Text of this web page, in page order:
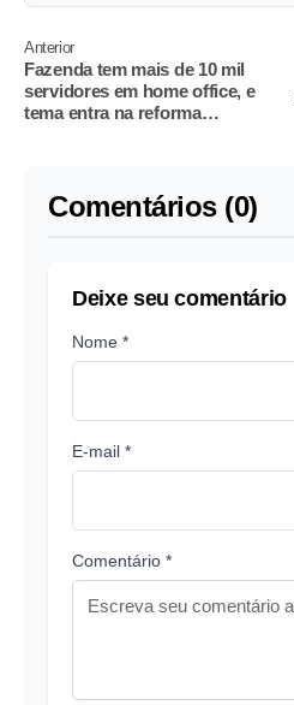
Anterior
Fazenda tem mais de 10 mil
servidores em home office, e
tema entra na reforma
Comentários (0)
Deixe seu comentário
Nome *
E-mail *
Comentário *